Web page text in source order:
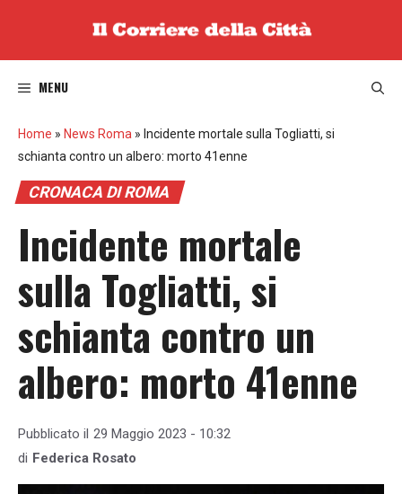
MENU
Home » News Roma » Incidente mortale sulla Togliatti, si
schianta contro un albero: morto 41enne
CRONACA DI ROMA
Incidente mortale
sulla Togliatti, si
schianta contro un
albero: morto 41enne
Pubblicato il 29 Maggio 2023 - 10:32
di Federica Rosato